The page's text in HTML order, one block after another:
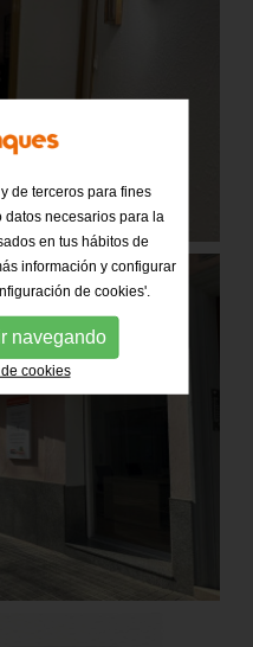
de terceros para fines
datos necesarios para la
en tus hábitos de
información y configurar
de cookies'.
navegando
cookies